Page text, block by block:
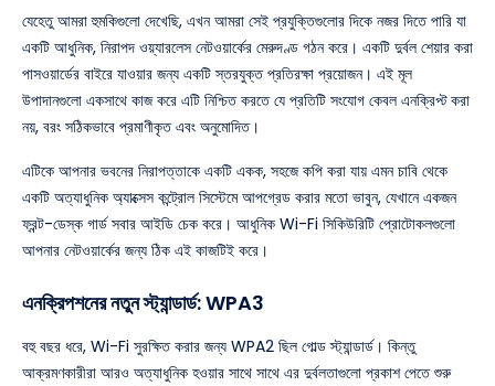
যেহেতু আমরা হুমকিগুলো দেখেছি, এখন আমরা সেই প্রযুক্তিগুলোর দিকে নজর দিতে পারি যা
একটি আধুনিক, নিরাপদ ওয়্যারলেস নেটওয়ার্কের মেরুদণ্ড গঠন করে। একটি দুর্বল শেয়ার করা
পাসওয়ার্ডের বাইরে যাওয়ার জন্য একটি স্তরযুক্ত প্রতিরক্ষা প্রয়োজন। এই মূল
উপাদানগুলো একসাথে কাজ করে এটি নিশ্চিত করতে যে প্রতিটি সংযোগ কেবল এনক্রিপ্ট করা
নয়, বরং সঠিকভাবে প্রমাণীকৃত এবং অনুমোদিত।
এটিকে আপনার ভবনের নিরাপত্তাকে একটি একক, সহজে কপি করা যায় এমন চাবি থেকে
একটি অত্যাধুনিক অ্যাক্সেস কন্ট্রোল সিস্টেমে আপগ্রেড করার মতো ভাবুন, যেখানে একজন
ফ্রন্ট-ডেস্ক গার্ড সবার আইডি চেক করে। আধুনিক Wi-Fi সিকিউরিটি প্রোটোকলগুলো
আপনার নেটওয়ার্কের জন্য ঠিক এই কাজটিই করে।
এনক্রিপশনের নতুন স্ট্যান্ডার্ড: WPA3
বহু বছর ধরে, Wi-Fi সুরক্ষিত করার জন্য WPA2 ছিল গোল্ড স্ট্যান্ডার্ড। কিন্তু
আক্রমণকারীরা আরও অত্যাধুনিক হওয়ার সাথে সাথে এর দুর্বলতাগুলো প্রকাশ পেতে শুরু